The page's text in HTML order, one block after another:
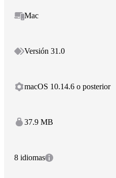
Mac
Versión 31.0
macOS 10.14.6 o posterior
37.9 MB
8 idiomas